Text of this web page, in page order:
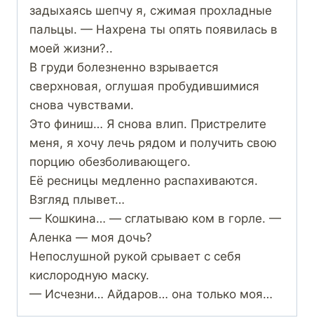
задыхаясь шепчу я, сжимая прохладные
пальцы. — Нахрена ты опять появилась в
моей жизни?..
В груди болезненно взрывается
сверхновая, оглушая пробудившимися
снова чувствами.
Это финиш… Я снова влип. Пристрелите
меня, я хочу лечь рядом и получить свою
порцию обезболивающего.
Её ресницы медленно распахиваются.
Взгляд плывет…
— Кошкина… — сглатываю ком в горле. —
Аленка — моя дочь?
Непослушной рукой срывает с себя
кислородную маску.
— Исчезни… Айдаров… она только моя…